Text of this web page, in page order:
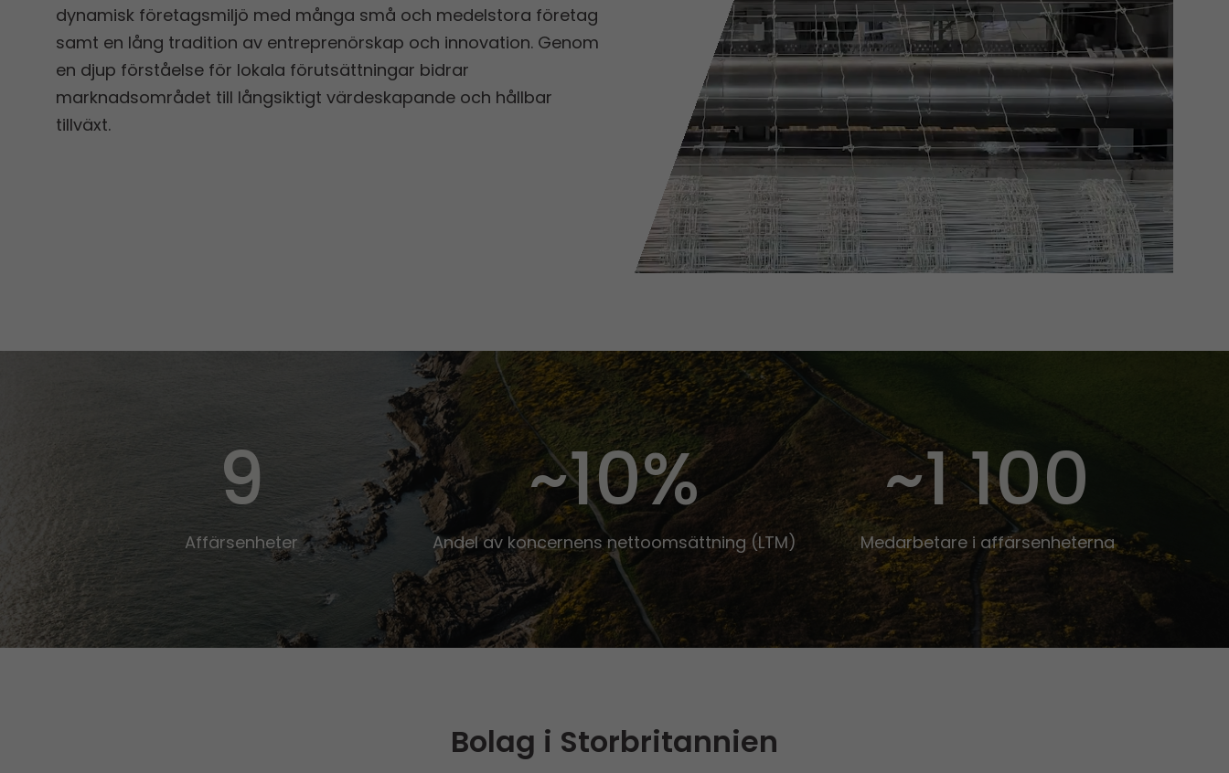
dynamisk företagsmiljö med många små och medelstora företag
samt en lång tradition av entreprenörskap och innovation. Genom
en djup förståelse för lokala förutsättningar bidrar
marknadsområdet till långsiktigt värdeskapande och hållbar
tillväxt.
9
Affärsenheter
~10%
Andel av koncernens nettoomsättning (LTM)
~1 100
Medarbetare i affärsenheterna
Bolag i Storbritannien